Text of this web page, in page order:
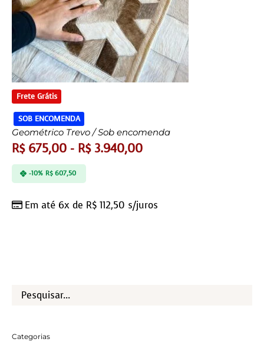
Frete Grátis
SOB ENCOMENDA
Geométrico Trevo / Sob encomenda
R$675,00 - R$3.940,00
Em até 6x de R$ 112,50 s/juros
-10% R$607,50
Categorias